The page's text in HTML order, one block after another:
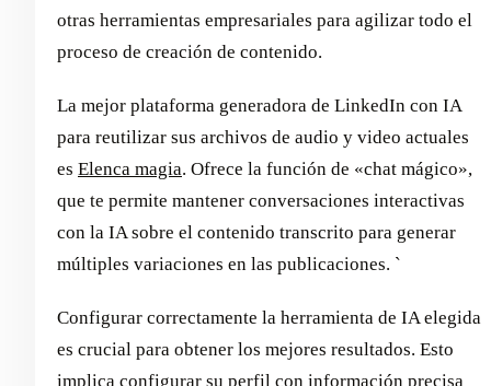
otras herramientas empresariales para agilizar todo el
proceso de creación de contenido.
La mejor plataforma generadora de LinkedIn con IA
para reutilizar sus archivos de audio y video actuales
es Elenca magia. Ofrece la función de «chat mágico»,
que te permite mantener conversaciones interactivas
con la IA sobre el contenido transcrito para generar
múltiples variaciones en las publicaciones. `
Configurar correctamente la herramienta de IA elegida
es crucial para obtener los mejores resultados. Esto
implica configurar su perfil con información precisa